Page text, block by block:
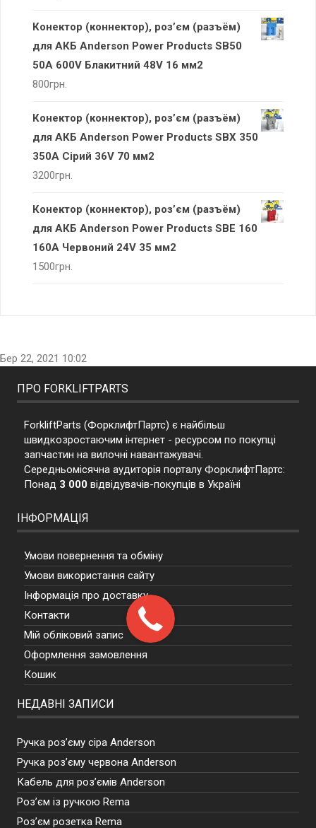
Конектор (коннектор), роз’єм (разъём)
для АКБ Anderson Power Products SB50
50A 600V Блакитний 48V 16 мм2
800грн.
Конектор (коннектор), роз’єм (разъём)
для АКБ Anderson Power Products SBX 350
350А Сірий 36V 70 мм2
3200грн.
Конектор (коннектор), роз’єм (разъём)
для АКБ Anderson Power Products SBE 160
160А Червоний 24V 35 мм2
1500грн.
Бер 22, 2021 10:02
ПРО FORKLIFTPARTS
ForkliftParts (ФорклифтПартс) є найбільш
швидкозростаючим інтернет - ресурсом по покупці
запчастин на вилочні навантажувачі.
Середньомісячна аудиторія порталу ФорклифтПартс:
Понад 3 000 відвідувачів-покупців в Україні
ІНФОРМАЦІЯ
Умови повернення та обміну
Умови використання сайту
Інформація про доставку
Контакти
Мій обліковий запис
Оформлення замовлення
Кошик
НЕДАВНІ ЗАПИСИ
Ручка роз’єму сіра Anderson
Ручка роз’єму червона Anderson
Кабель для роз’ємів Anderson
Роз’єм із ручкою Rema
Роз’єм розетка Rema